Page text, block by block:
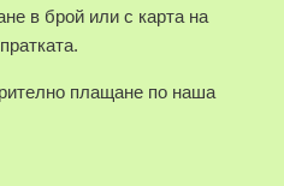
в брой или с карта на
плащане по наша